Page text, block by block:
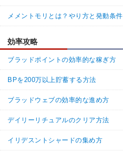
メメントモリとは？やり方と発動条件
効率攻略
ブラッドポイントの効率的な稼ぎ方
BPを200万以上貯蓄する方法
ブラッドウェブの効率的な進め方
デイリーリチュアルのクリア方法
イリデスントシャードの集め方